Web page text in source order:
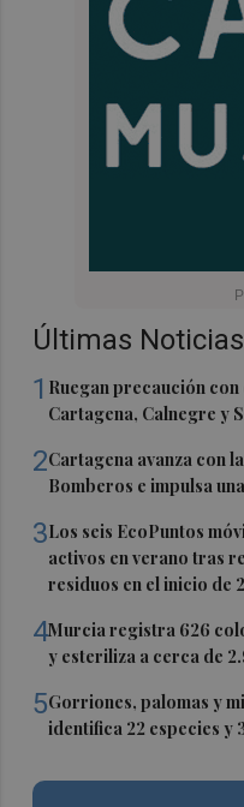
Últimas Noticias
1 Ruegan precaución con
Cartagena, Calnegre y
2Cartagena avanza con
Bomberos e impulsa
3Los seis EcoPuntos
activos en verano tras
residuos en el inicio de
4Murcia registra 626
y esteriliza a cerca de
5Gorriones, palomas y
identifica 22 especies y